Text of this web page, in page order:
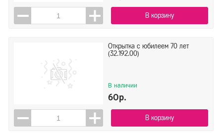
В корзину
Открытка с юбилеем 70 лет
(32.192.00)
В наличии
60р.
В корзину